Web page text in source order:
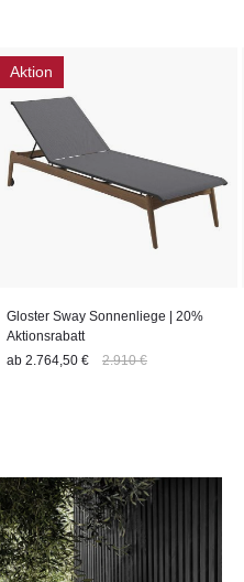
Aktion
Gloster Sway Sonnenliege | 20%
Aktionsrabatt
ab 2.764,50 € 2.910 €